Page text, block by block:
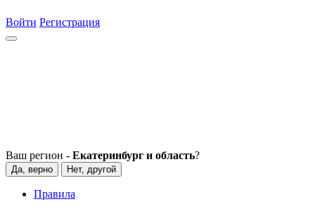
Войти Регистрация
Ваш регион - Екатеринбург и область?
Да, верно Нет, другой
Правила